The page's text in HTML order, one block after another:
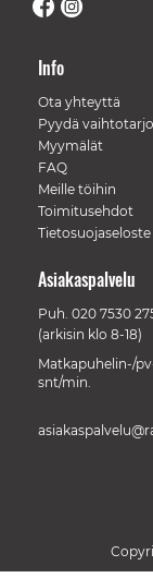
Info
Ota yhteyttä
Pyydä
Myymälät
FAQ
Meille töihin
Toimitusehdot
Tietosuojaseloste
Asiakaspalvelu
Puh. 020 7530
(arkisin klo 8-18)
Matkapuhelin-/
snt/min.